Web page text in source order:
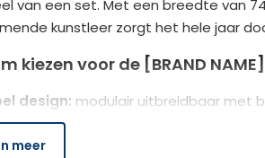
van een set. Met een breedte van
kunstleer zorgt het hele jaar
kiezen voor de [BRAND
design: modulair uitbreidbaar met
ervaring:
en ademend:
meer